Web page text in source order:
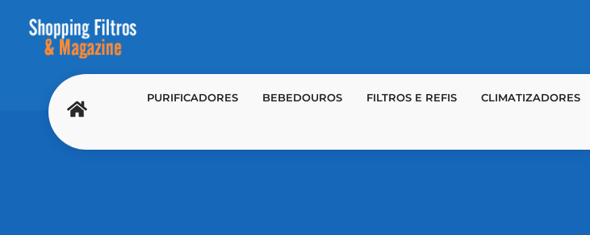
PURIFICADORES BEBEDOUROS FILTROS E REFIS CLIMATIZADORES